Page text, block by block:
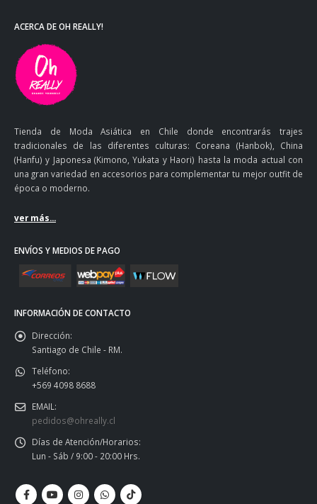
ACERCA DE OH REALLY!
Tienda de Moda Asiática en Chile donde encontrarás trajes
tradicionales de las diferentes culturas: Coreana (Hanbok), China
(Hanfu) y Japonesa (Kimono, Yukata y Haori) hasta la moda actual con
una gran variedad en accesorios para complementar tu mejor outfit de
época o moderno.
ver más...
ENVÍOS Y MEDIOS DE PAGO
INFORMACIÓN DE CONTACTO
Dirección:
Santiago de Chile - RM.
Teléfono:
+569 4098 8688
EMAIL:
pedidos@ohreally.cl
Días de Atención/Horarios:
Lun - Sáb / 9:00 - 20:00 Hrs.